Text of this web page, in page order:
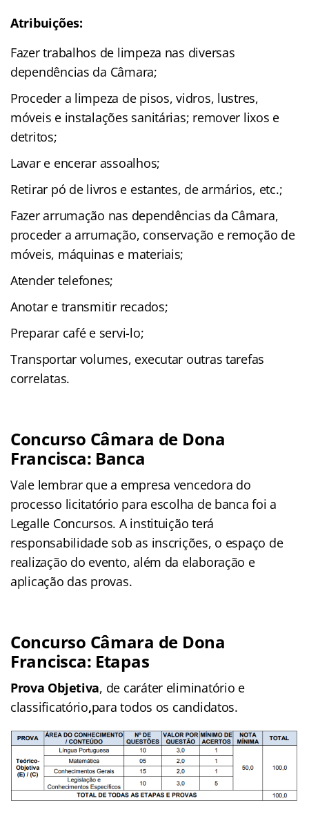
Atribuições:
Fazer trabalhos de limpeza nas diversas
dependências da Câmara;
Proceder a limpeza de pisos, vidros, lustres,
móveis e instalações sanitárias; remover lixos e
detritos;
Lavar e encerar assoalhos;
Retirar pó de livros e estantes, de armários, etc.;
Fazer arrumação nas dependências da Câmara,
proceder a arrumação, conservação e remoção de
móveis, máquinas e materiais;
Atender telefones;
Anotar e transmitir recados;
Preparar café e servi-lo;
Transportar volumes, executar outras tarefas
correlatas.
Concurso Câmara de Dona
Francisca: Banca
Vale lembrar que a empresa vencedora do
processo licitatório para escolha de banca foi a
Legalle Concursos. A instituição terá
responsabilidade sob as inscrições, o espaço de
realização do evento, além da elaboração e
aplicação das provas.
Concurso Câmara de Dona
Francisca: Etapas
Prova Objetiva, de caráter eliminatório e
classificatório,para todos os candidatos.